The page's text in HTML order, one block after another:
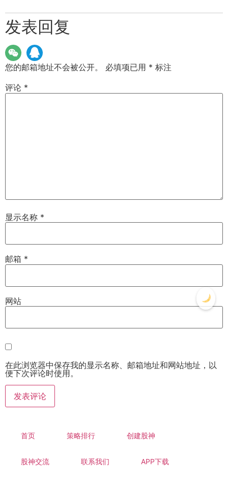
发表回复
您的邮箱地址不会被公开。 必填项已用 * 标注
评论 *
显示名称 *
邮箱 *
网站
在此浏览器中保存我的显示名称、邮箱地址和网站地址，以
便下次评论时使用。
首页 策略排行 创建股神
股神交流 联系我们 APP下载